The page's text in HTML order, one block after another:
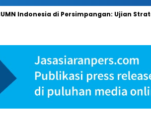
di Persimpangan: Ujian Strategi